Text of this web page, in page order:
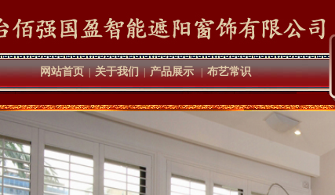
网站首页|关于我们|产品展示|布艺常识